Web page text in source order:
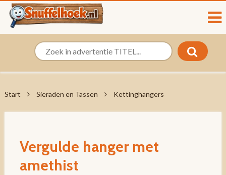
Start Sieraden en Tassen Kettinghangers
Vergulde hanger met
amethist